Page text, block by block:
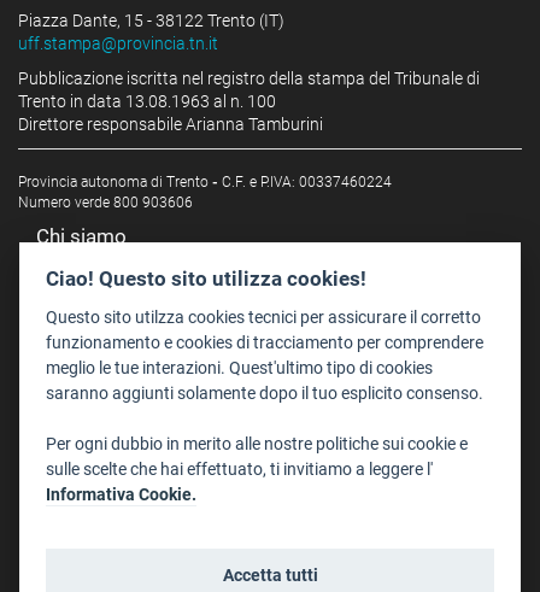
Piazza Dante, 15 - 38122 Trento (IT)
uff.stampa@provincia.tn.it
Pubblicazione iscritta nel registro della stampa del Tribunale di
Trento in data 13.08.1963 al n. 100
Direttore responsabile Arianna Tamburini
Provincia autonoma di Trento - C.F. e P.IVA: 00337460224
Numero verde 800 903606
Chi siamo
Redazione
Staff
Format - Centro Audiovisivi
Trentino Film Commission
Dove Siamo
Struttura di riferimento
Ciao! Questo sito utilizza cookies!
Questo sito utilzza cookies tecnici per assicurare il corretto
funzionamento e cookies di tracciamento per comprendere
meglio le tue interazioni. Quest'ultimo tipo di cookies
saranno aggiunti solamente dopo il tuo esplicito consenso.
Per ogni dubbio in merito alle nostre politiche sui cookie e
sulle scelte che hai effettuato, ti invitiamo a leggere l'
Informativa Cookie.
Accetta tutti